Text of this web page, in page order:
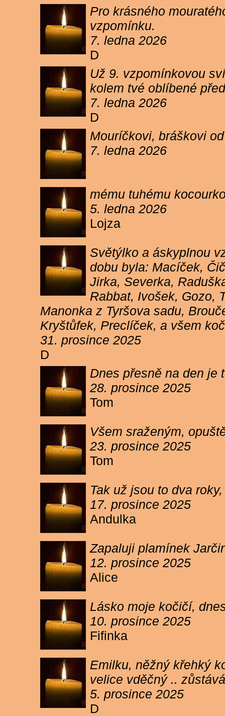
Pro krásného
vzpomínku.
7. ledna 2026
D
Už 9. vzpomínkovou
kolem tvé oblíbené
7. ledna 2026
D
Mouríčkovi, bráškovi
7. ledna 2026
mému tuhému
5. ledna 2026
Lojza
Světýlko a áskyplnou
dobu byla: Macíček,
Jirka, Severka,
Rabbat, Ivošek, Gozo,
Manonka z Tyršova sadu,
Kryštůfek, Preclíček, a všem
31. prosince 2025
D
Dnes přesně na den je
28. prosince 2025
Tom
Všem sraženým,
23. prosince 2025
Tom
Tak už jsou to dva
17. prosince 2025
Andulka
Zapaluji plamínek
12. prosince 2025
Alice
Lásko moje kočičí,
10. prosince 2025
Fifinka
Emilku, něžný křehký
velice vděčný ..
5. prosince 2025
D